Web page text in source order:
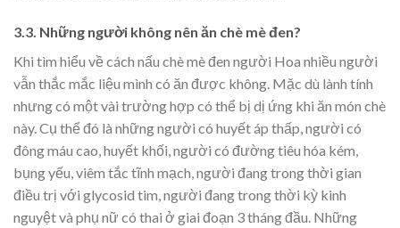
3.3. Những người không nên ăn chè mè đen?
Khi tìm hiểu về cách nấu chè mè đen người Hoa nhiều người
vẫn thắc mắc liệu mình có ăn được không. Mặc dù lành tính
nhưng có một vài trường hợp có thể bị dị ứng khi ăn món chè
này. Cụ thể đó là những người có huyết áp thấp, người có
đông máu cao, huyết khối, người có đường tiêu hóa kém,
bụng yếu, viêm tắc tĩnh mạch, người đang trong thời gian
điều trị với glycosid tim, người đang trong thời kỳ kinh
nguyệt và phụ nữ có thai ở giai đoạn 3 tháng đầu. Những